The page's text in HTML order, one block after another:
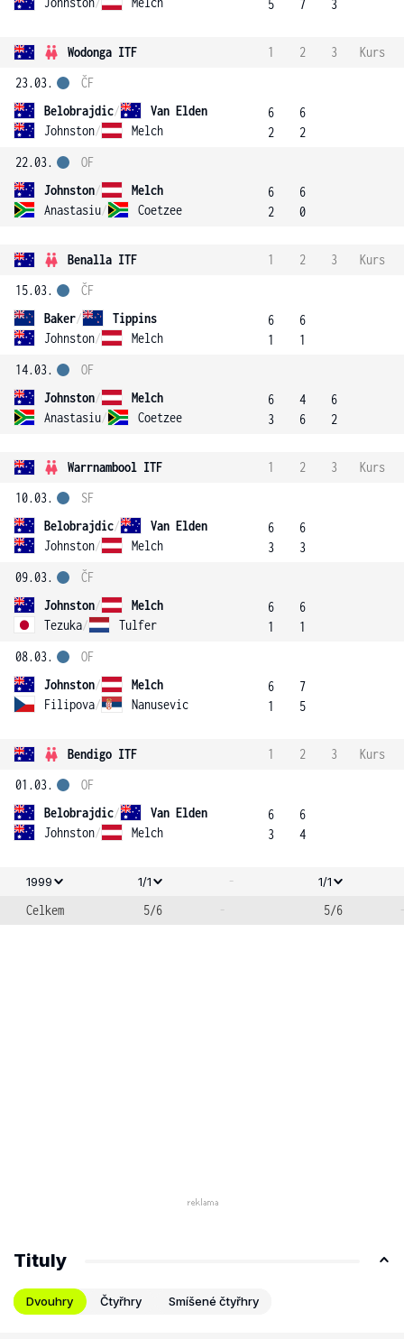
5
7
3
Wodonga ITF 1 2 3
Kurs
23.03.
Belobrajdic/
Van Elden
Johnston/ Melch
ČF
6
2
6
2
22.03.
Johnston/
Melch
Anastasiu/ Coetzee
OF
6
2
6
0
Benalla ITF 1 2 3
Kurs
15.03.
Baker/
Tippins
Johnston/ Melch
ČF
6
1
6
1
14.03.
Johnston/
Melch
Anastasiu/ Coetzee
OF
6
3
4
6
6
2
Warrnambool ITF 1 2 3
Kurs
10.03.
Belobrajdic/
Van Elden
Johnston/ Melch
SF
6
3
6
3
09.03.
Johnston/
Melch
Tezuka/ Tulfer
ČF
6
1
6
1
08.03.
Johnston/
Melch
Filipova/ Nanusevic
OF
6
1
7
5
Bendigo ITF 1 2 3
Kurs
01.03.
Belobrajdic/
Van Elden
Johnston/ Melch
OF
6
3
6
4
1999 1/1 - 1/1
Celkem 5/6 - 5/6
Tituly
Dvouhry Čtyřhry Smíšené čtyřhry